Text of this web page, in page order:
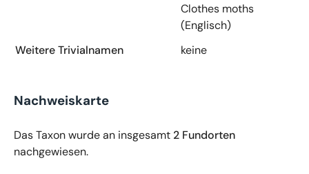
Clothes moths
(Englisch)
Weitere Trivialnamen
keine
Nachweiskarte
Das Taxon wurde an insgesamt 2 Fundorten
nachgewiesen.